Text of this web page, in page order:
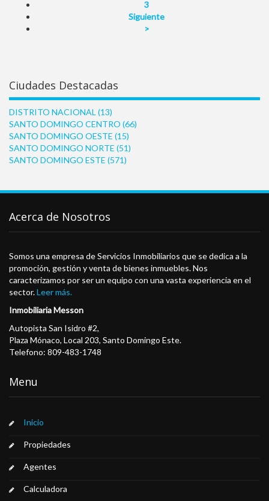
3
Siguiente
>
Ciudades Destacadas
DISTRITO NACIONAL (13)
SANTO DOMINGO CENTRO (66)
SANTO DOMINGO OESTE (15)
SANTO DOMINGO NORTE (51)
SANTO DOMINGO ESTE (571)
Acerca de Nosotros
Somos una empresa de Servicios Inmobiliarios que se dedica a la
promoción, gestión y venta de bienes inmuebles. Nos
caracterizamos por ser un equipo con una vasta experiencia en el
sector.Leer más.
Inmobiliaria Messon
Autopista San Isidro #2,
Plaza Mónaco, Local 203, Santo Domingo Este.
Telefono: 809-483-1748
Menu
Inicio
Propiedades
Agentes
Calculadora